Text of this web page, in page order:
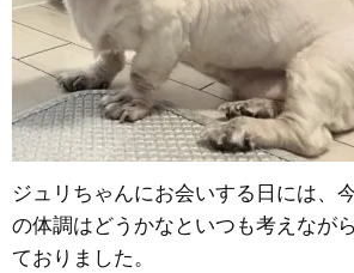
ジュリちゃんにお会いする日には、
の体調はどうかなといつも考えなが
ておりました。